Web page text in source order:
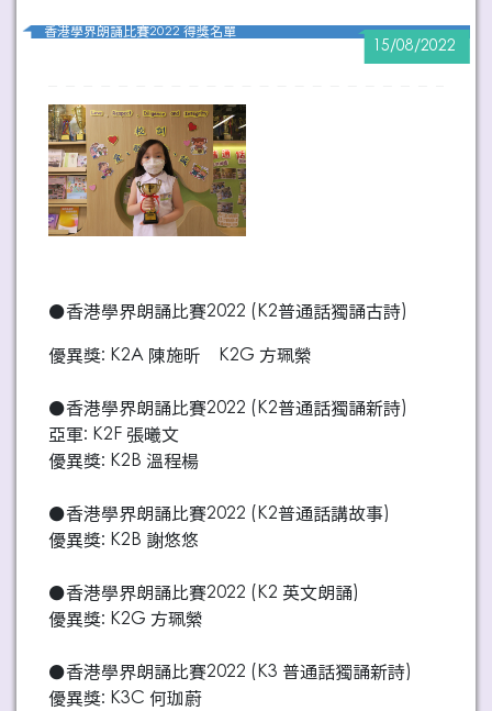
香港學界朗誦比賽2022 得獎名單
15/08/2022
●香港學界朗誦比賽2022 (K2普通話獨誦古詩)
優異獎: K2A 陳施昕 K2G 方珮縈
●香港學界朗誦比賽2022 (K2普通話獨誦新詩)
亞軍: K2F 張曦文
優異獎: K2B 溫程楊
●香港學界朗誦比賽2022 (K2普通話講故事)
優異獎: K2B 謝悠悠
●香港學界朗誦比賽2022 (K2 英文朗誦)
優異獎: K2G 方珮縈
●香港學界朗誦比賽2022 (K3 普通話獨誦新詩)
優異獎: K3C 何珈蔚